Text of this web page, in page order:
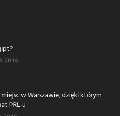
2016
w Warszawie, dzięki którym
PRL-u